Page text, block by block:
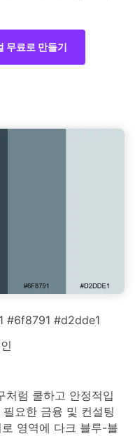
무료로 만들기
#6f8791 #d2dde1
처럼 쿨하고 안정적입
요한 금융 및 컨설팅
영역에 다크 블루-블